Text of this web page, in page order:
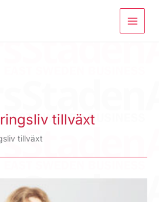
tillväxt
tillväxt